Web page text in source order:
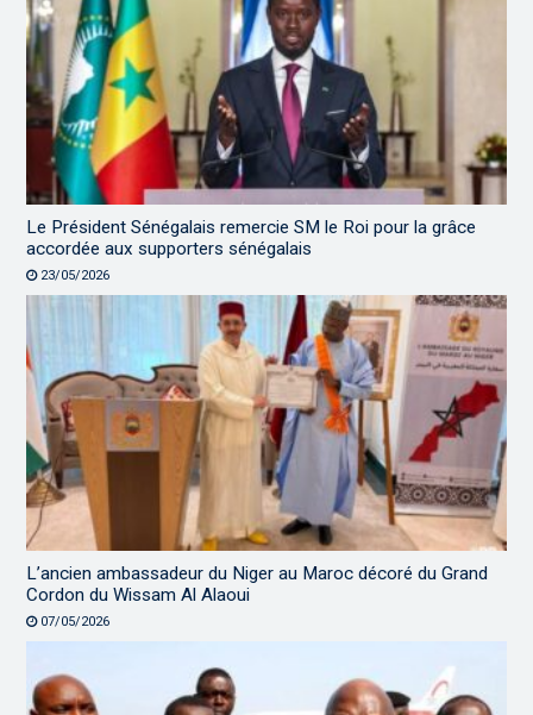
Le Président Sénégalais remercie SM le Roi pour la grâce
accordée aux supporters sénégalais
23/05/2026
L’ancien ambassadeur du Niger au Maroc décoré du Grand
Cordon du Wissam Al Alaoui
07/05/2026